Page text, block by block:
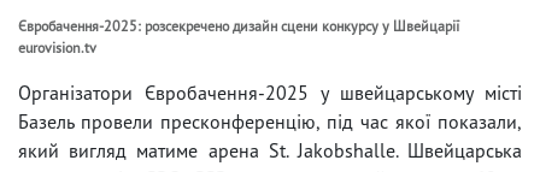
Євробачення-2025: розсекречено дизайн сцени конкурсу у Швейцарії
eurovision.tv
Організатори Євробачення-2025 у швейцарському місті
Базель провели пресконференцію, під час якої показали,
який вигляд матиме арена St. Jakobshalle. Швейцарська